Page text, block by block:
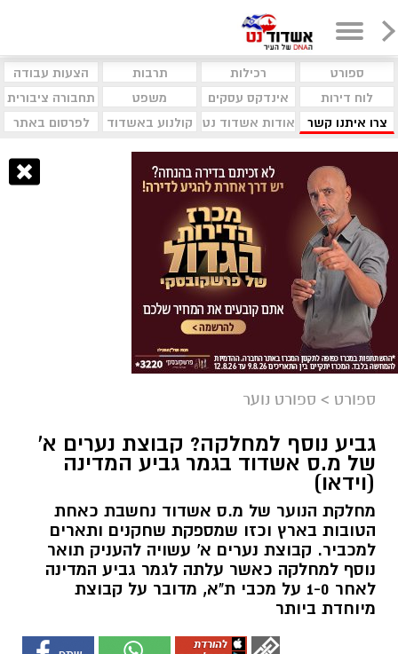
ספורט רכילות תרבות
הצעות עבודה
לוח דירות
אינדקס עסקים משפט
תחבורה ציבורית
צרו איתנו קשר
אודות אשדוד נט קולנוע באשדוד לפרסום באתר
ספורט > ספורט נוער
גביע נוסף למחלקה? קבוצת נערים א'
של מ.ס אשדוד בגמר גביע המדינה
(וידאו)
מחלקת הנוער של מ.ס אשדוד נחשבת כאחת
הטובות בארץ וכזו שמספקת שחקנים ותארים
למכביר. קבוצת נערים א' עשויה להעניק תואר
נוסף למחלקה כאשר עלתה לגמר גביע המדינה
לאחר 1-0 על מכבי ת"א, מדובר על קבוצת
מיוחדת ביותר